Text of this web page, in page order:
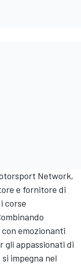
Network,
e fornitore di
corse
emozionanti
gli appassionati di
si impegna nel